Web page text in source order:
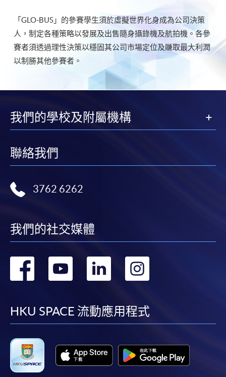
「GLO-BUS」的參賽學生須於虛擬世界化身成為公司決策
人，制定各種策略以發展及出售隨身攝錄機及航拍機。各參
賽者須透過理性決策以穩固其公司市場定位及賺取最大利潤
以制勝其他參賽者。
我們的學校及附屬機構
聯絡我們
3762 6262
我們的社交媒體
轉
facebook
轉
youtube
轉
linkedin
轉
HKU SPACE 流動應用程式